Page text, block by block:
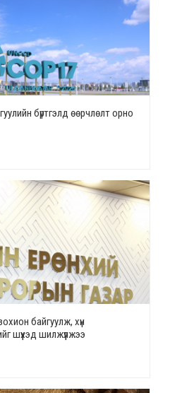
бүртгэлд өөрчлөлт орно
байгуулж, хүн
шүүхэд шилжүүлжээ